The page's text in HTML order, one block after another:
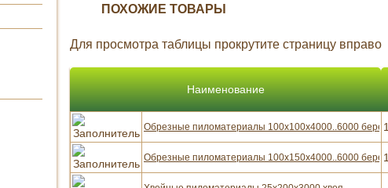
ПОХОЖИЕ ТОВАРЫ
Для просмотра таблицы прокрутите страницу вправо
Наименование
Обрезные пиломатериалы 100x100x4000..6000
Обрезные пиломатериалы 100x150x4000..6000